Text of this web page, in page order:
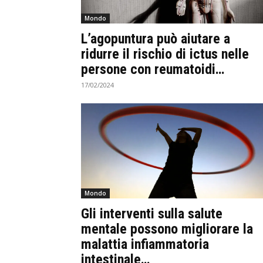
Mondo
L’agopuntura può aiutare a
ridurre il rischio di ictus nelle
persone con reumatoidi…
17/02/2024
Mondo
Gli interventi sulla salute
mentale possono migliorare la
malattia infiammatoria
intestinale…